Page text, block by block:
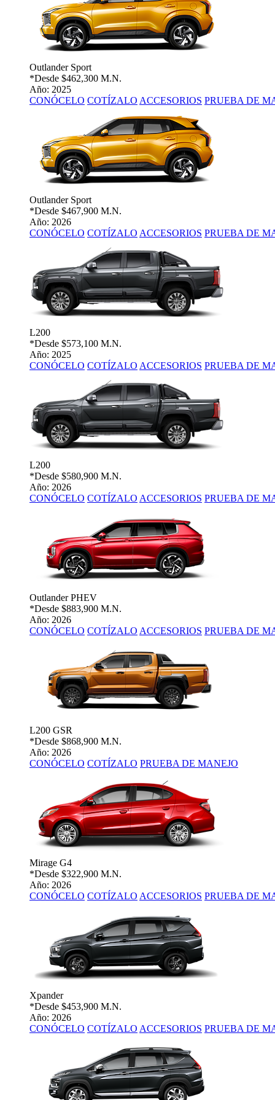
Outlander Sport
*Desde $462,300 M.N.
Año: 2025
CONÓCELO COTÍZALO ACCESORIOS PRUEBA DE
Outlander Sport
*Desde $467,900 M.N.
Año: 2026
CONÓCELO COTÍZALO ACCESORIOS PRUEBA DE
L200
*Desde $573,100 M.N.
Año: 2025
CONÓCELO COTÍZALO ACCESORIOS PRUEBA DE
L200
*Desde $580,900 M.N.
Año: 2026
CONÓCELO COTÍZALO ACCESORIOS PRUEBA DE
Outlander PHEV
*Desde $883,900 M.N.
Año: 2026
CONÓCELO COTÍZALO ACCESORIOS PRUEBA DE
L200 GSR
*Desde $868,900 M.N.
Año: 2026
CONÓCELO COTÍZALO PRUEBA DE MANEJO
Mirage G4
*Desde $322,900 M.N.
Año: 2026
CONÓCELO COTÍZALO ACCESORIOS PRUEBA DE
Xpander
*Desde $453,900 M.N.
Año: 2026
CONÓCELO COTÍZALO ACCESORIOS PRUEBA DE